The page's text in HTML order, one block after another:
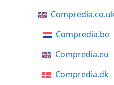
Compredia.be
Compredia.eu
Compredia.dk